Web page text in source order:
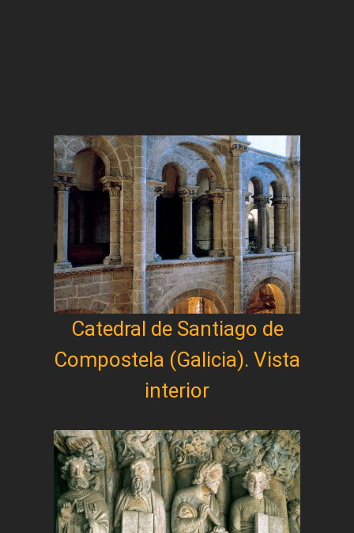
Catedral de Santiago de
Compostela (Galicia). Vista
interior